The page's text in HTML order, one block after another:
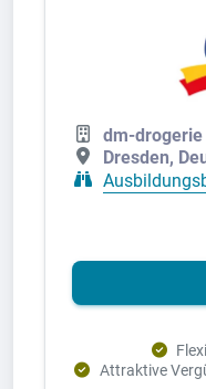
dm-drogerie
Dresden,
Attraktive